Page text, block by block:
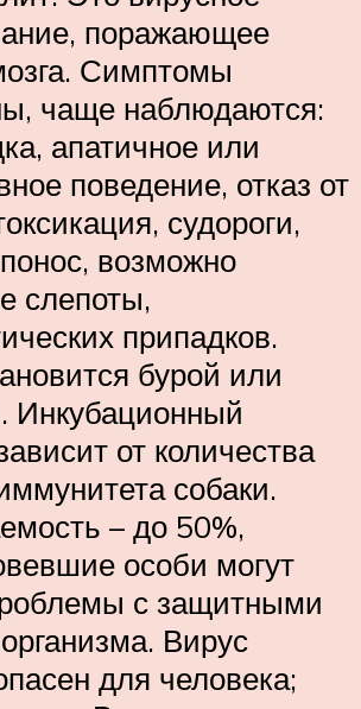
поражающее
Симптомы
чаще наблюдаются:
апатичное или
поведение, отказ от
судороги,
возможно
слепоты,
припадков.
бурой или
Инкубационный
от количества
собаки.
– до 50%,
особи могут
с защитными
Вирус
для человека;